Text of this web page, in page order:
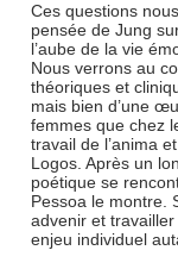
Ces questions
pensée de Jung
l’aube de la vie
Nous verrons au
théoriques et
mais bien d’une
femmes que chez
travail de l’anima
Logos. Après un
poétique se
Pessoa le montre.
advenir et
enjeu individuel